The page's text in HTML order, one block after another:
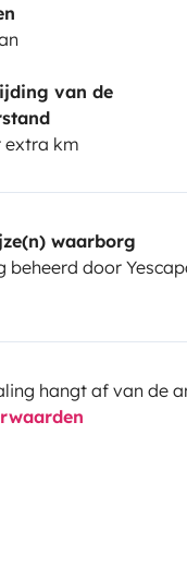
van de
extra km
waarborg
beheerd door
hangt af van de